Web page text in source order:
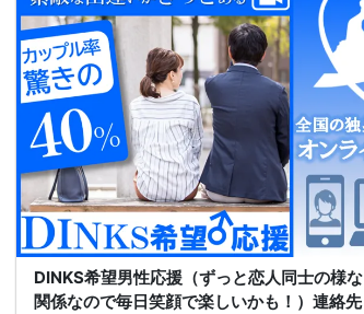
DINKS希望男性応援（ずっと恋人同士の様な
関係なので毎日笑顔で楽しいかも！）連絡先